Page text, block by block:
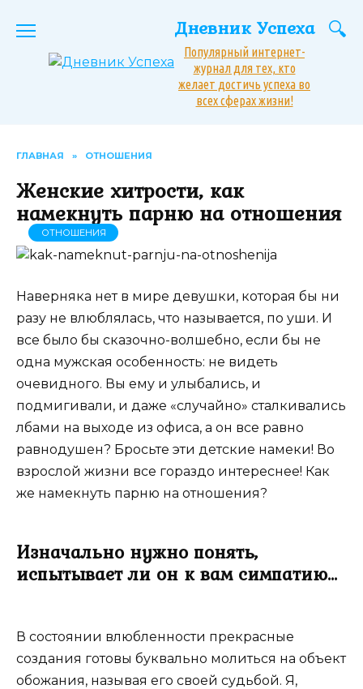
Дневник Успеха
Популярный интернет-
журнал для тех, кто
желает достичь успеха во
всех сферах жизни!
ГЛАВНАЯ » ОТНОШЕНИЯ
Женские хитрости, как
намекнуть парню на отношения
ОТНОШЕНИЯ
Наверняка нет в мире девушки, которая бы ни
разу не влюблялась, что называется, по уши. И
все было бы сказочно-волшебно, если бы не
одна мужская особенность: не видеть
очевидного. Вы ему и улыбались, и
подмигивали, и даже «случайно» сталкивались
лбами на выходе из офиса, а он все равно
равнодушен? Бросьте эти детские намеки! Во
взрослой жизни все гораздо интереснее! Как
же намекнуть парню на отношения?
Изначально нужно понять,
испытывает ли он к вам симпатию…
В состоянии влюбленности прекрасные
создания готовы буквально молиться на объект
обожания, называя его своей судьбой. Я,